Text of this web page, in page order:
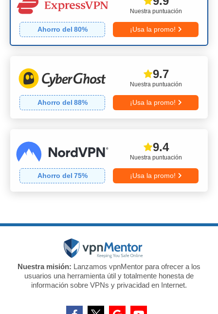
Nuestra puntuación
Ahorro del 80% ¡Usa la promo!
Nuestra puntuación
9.7
Ahorro del 88% ¡Usa la promo!
Nuestra puntuación
9.4
Ahorro del 75% ¡Usa la promo!
Nuestra misión: Lanzamos vpnMentor para ofrecer a los
usuarios una herramienta útil y totalmente honesta de
información sobre VPNs y privacidad en Internet.